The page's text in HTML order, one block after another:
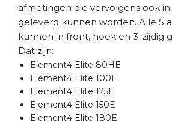
afmetingen die vervolgens ook in
geleverd kunnen worden. Alle 5
kunnen in front, hoek en 3-zijdig
Dat zijn:
Element4 Elite 80HE
Element4 Elite 100E
Element4 Elite 125E
Element4 Elite 150E
Element4 Elite 180E